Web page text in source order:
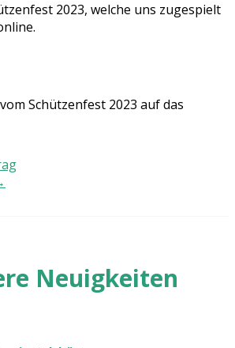
2023, welche uns zugespielt
Schützenfest 2023 auf das
Neuigkeiten